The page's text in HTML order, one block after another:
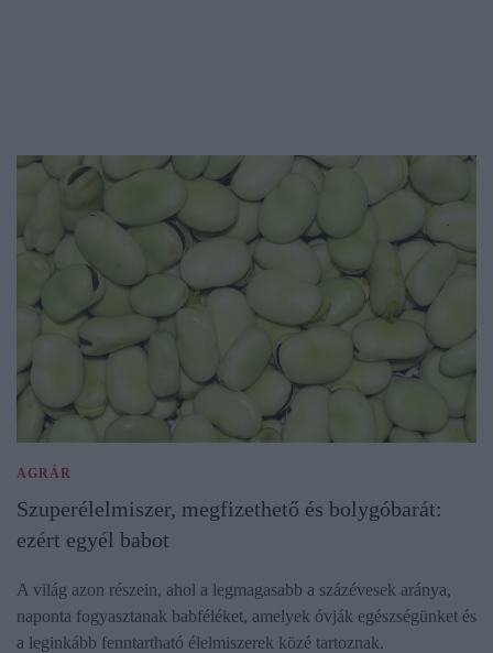
AGRÁR
Szuperélelmiszer, megfizethető és bolygóbarát:
ezért egyél babot
A világ azon részein, ahol a legmagasabb a százévesek aránya,
naponta fogyasztanak babféléket, amelyek óvják egészségünket és
a leginkább fenntartható élelmiszerek közé tartoznak.